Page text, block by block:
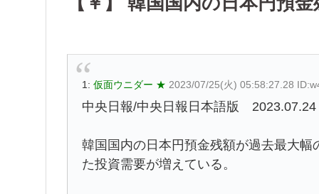
1: 仮面ウニダー ★ 2023/07/25(火) 05:58:27.28
中央日報/中央日報日本語版 2023.07.24
韓国国内の日本円預金残額が過去最大
た投資需要が増えている。